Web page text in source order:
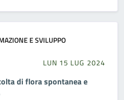
E SVILUPPO
LUN 15 LUG 2024
di flora spontanea e